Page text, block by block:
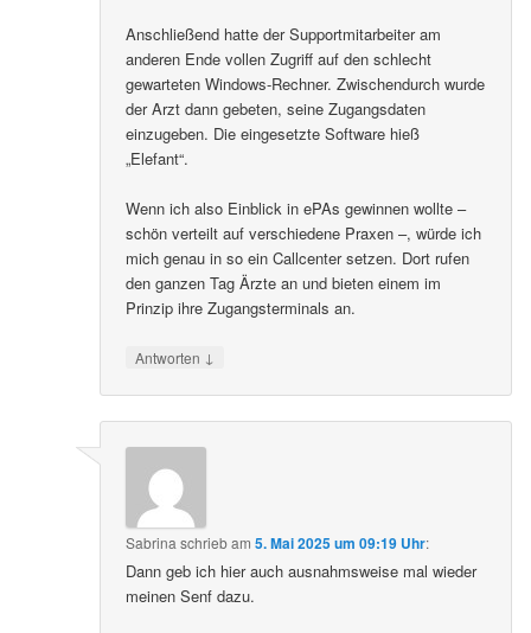
Anschließend hatte der Supportmitarbeiter am
anderen Ende vollen Zugriff auf den schlecht
gewarteten Windows-Rechner. Zwischendurch wurde
der Arzt dann gebeten, seine Zugangsdaten
einzugeben. Die eingesetzte Software hieß
„Elefant“.
Wenn ich also Einblick in ePAs gewinnen wollte –
schön verteilt auf verschiedene Praxen –, würde ich
mich genau in so ein Callcenter setzen. Dort rufen
den ganzen Tag Ärzte an und bieten einem im
Prinzip ihre Zugangsterminals an.
Antworten ↓
Sabrinaschriebam5. Mai 2025 um 09:19 Uhr:
Dann geb ich hier auch ausnahmsweise mal wieder
meinen Senf dazu.